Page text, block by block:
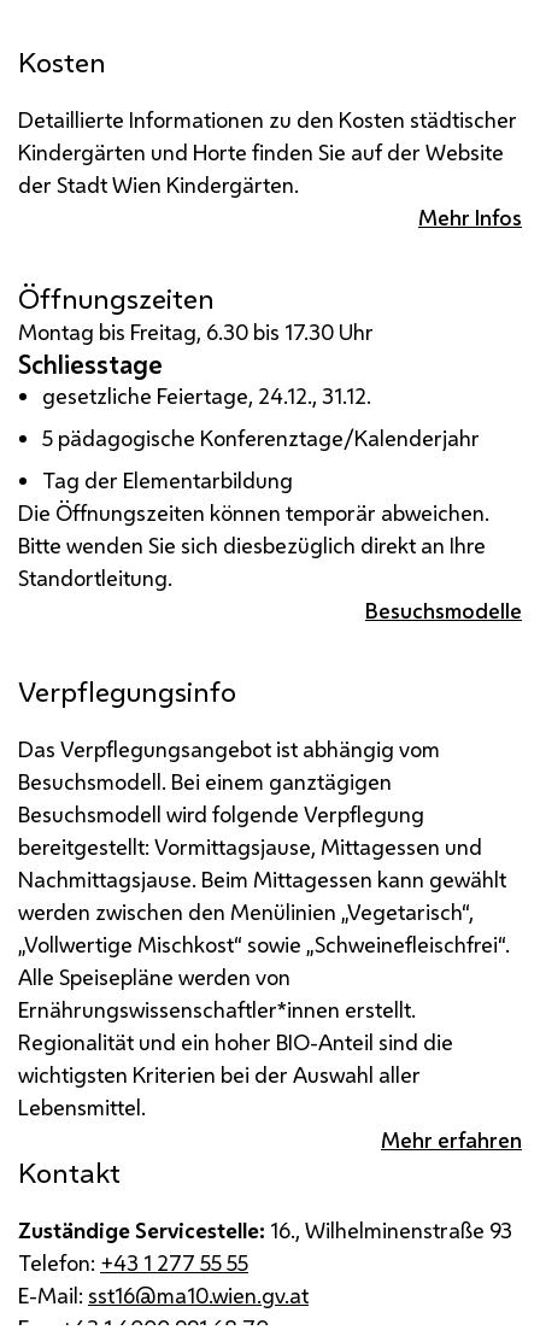
Kosten
Detaillierte Informationen zu den Kosten städtischer
Kindergärten und Horte finden Sie auf der Website
der Stadt Wien Kindergärten.
Mehr Infos
Öffnungszeiten
Montag bis Freitag, 6.30 bis 17.30 Uhr
Schliesstage
gesetzliche Feiertage, 24.12., 31.12.
5 pädagogische Konferenztage/Kalenderjahr
Tag der Elementarbildung
Die Öffnungszeiten können temporär abweichen.
Bitte wenden Sie sich diesbezüglich direkt an Ihre
Standortleitung.
Besuchsmodelle
Verpflegungsinfo
Das Verpflegungsangebot ist abhängig vom
Besuchsmodell. Bei einem ganztägigen
Besuchsmodell wird folgende Verpflegung
bereitgestellt: Vormittagsjause, Mittagessen und
Nachmittagsjause. Beim Mittagessen kann gewählt
werden zwischen den Menülinien „Vegetarisch“,
„Vollwertige Mischkost“ sowie „Schweinefleischfrei“.
Alle Speisepläne werden von
Ernährungswissenschaftler*innen erstellt.
Regionalität und ein hoher BIO-Anteil sind die
wichtigsten Kriterien bei der Auswahl aller
Lebensmittel.
Mehr erfahren
Kontakt
Zuständige Servicestelle: 16., Wilhelminenstraße 93
Telefon: +43 1 277 55 55
E-Mail: sst16@ma10.wien.gv.at
Fax:
+43 1 4000 991 68 70